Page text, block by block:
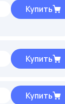
Купить
Купить
Купить